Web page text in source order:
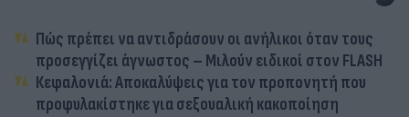
Πώς πρέπει να αντιδράσουν οι ανήλικοι όταν τους
προσεγγίζει άγνωστος – Μιλούν ειδικοί στον FLASH
Κεφαλονιά: Αποκαλύψεις για τον προπονητή που
προφυλακίστηκε για σεξουαλική κακοποίηση